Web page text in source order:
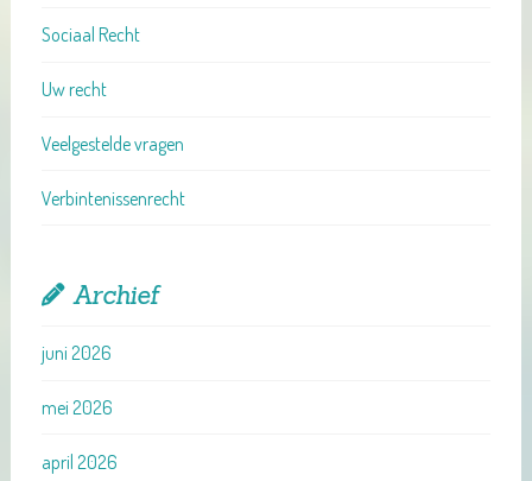
Sociaal Recht
Uw recht
Veelgestelde vragen
Verbintenissenrecht
Archief
juni 2026
mei 2026
april 2026